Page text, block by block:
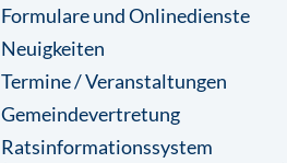
Formulare und Onlinedienste
Neuigkeiten
Termine / Veranstaltungen
Gemeindevertretung
Ratsinformationssystem